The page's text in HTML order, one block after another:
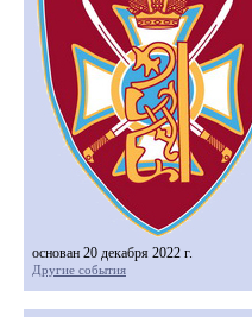
основан 20 декабря 2022 г.
Другие события